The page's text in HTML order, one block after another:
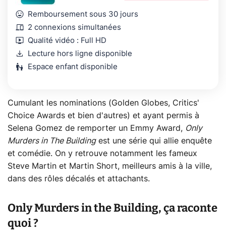
mood Remboursement sous 30 jours
devices 2 connexions simultanées
live_tv Qualité vidéo : Full HD
download Lecture hors ligne disponible
escalator_warning Espace enfant disponible
Cumulant les nominations (Golden Globes, Critics'
Choice Awards et bien d'autres) et ayant permis à
Selena Gomez de remporter un Emmy Award, Only
Murders in The Buildingest une série qui allie enquête
et comédie. On y retrouve notamment les fameux
Steve Martin et Martin Short, meilleurs amis à la ville,
dans des rôles décalés et attachants.
Only Murders in the Building, ça raconte
quoi ?